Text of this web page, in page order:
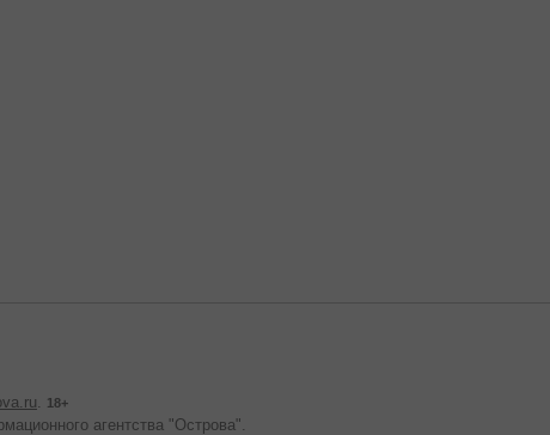
18+
агентства "Острова".